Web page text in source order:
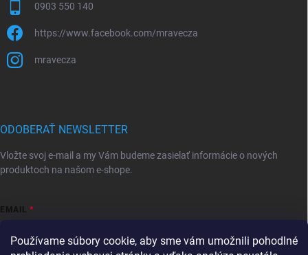
Používame súbory cookie, aby sme vám umožnili pohodlné
0903 550 140
https://www.facebook.com/mravecza
mravecza
ODOBERAŤ NEWSLETTER
Vložte svoj e-mail a my Vám budeme zasielať informácie o nových
produktoch na našom e-shope.
EMAIL